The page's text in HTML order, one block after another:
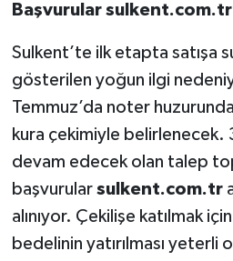
Başvurular
Sulkent’te ilk etapta satışa
gösterilen yoğun ilgi
Temmuz’da noter
kura çekimiyle belirlenecek.
devam edecek olan talep
başvurular sulkent.com.tr
alınıyor. Çekilişe katılmak
bedelinin yatırılması yeterli